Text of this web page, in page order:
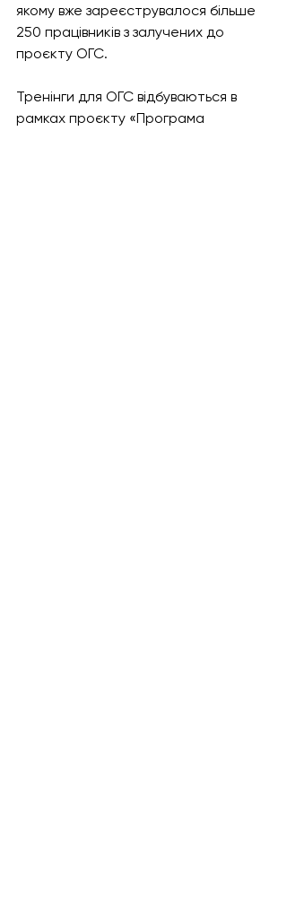
якому вже зареєструвалося більше
250 працівників з залучених до
проєкту ОГС.
Тренінги для ОГС відбуваються в
рамках проєкту «Програма